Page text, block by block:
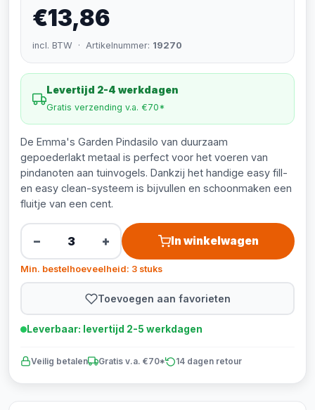
€13,86
incl. BTW · Artikelnummer: 19270
Levertijd 2-4 werkdagen
Gratis verzending v.a. €70*
De Emma's Garden Pindasilo van duurzaam
gepoederlakt metaal is perfect voor het voeren van
pindanoten aan tuinvogels. Dankzij het handige easy fill-
en easy clean-systeem is bijvullen en schoonmaken een
fluitje van een cent.
− + In winkelwagen
Min. bestelhoeveelheid: 3 stuks
Toevoegen aan favorieten
Leverbaar: levertijd 2-5 werkdagen
Veilig betalen Gratis v.a. €70* 14 dagen retour